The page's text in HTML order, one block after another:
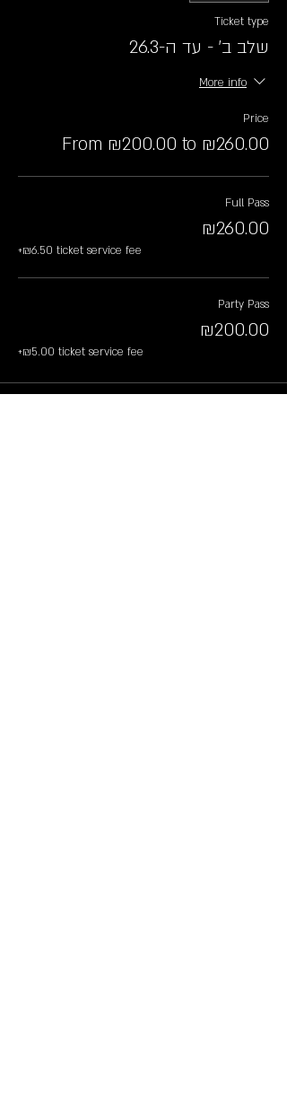
Ticket type
שלב ב׳ - עד ה-26.3
More info
Price
From ₪200.00 to ₪260.00
Full Pass
₪260.00
+₪6.50 ticket service fee
Party Pass
₪200.00
+₪5.00 ticket service fee